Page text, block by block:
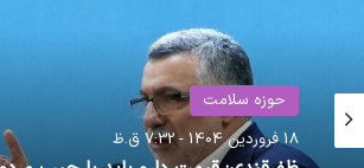
حوزه سلامت
18 فروردین 1404 - 7:32 ق.ظ تغذیه